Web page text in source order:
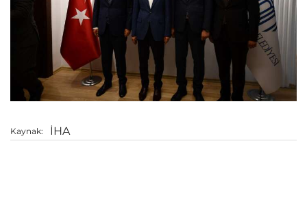
Kaynak: İHA